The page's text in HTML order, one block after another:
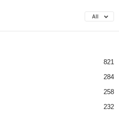
All
821
284
258
232